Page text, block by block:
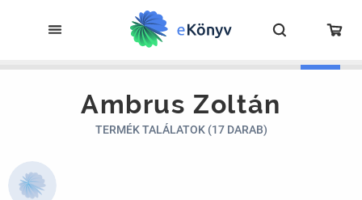
Ambrus Zoltán
TERMÉK TALÁLATOK (17 DARAB)